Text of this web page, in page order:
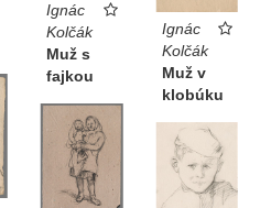
Ignác
Kolčák
Muž s
fajkou
Ignác
Kolčák
Muž v
klobúku